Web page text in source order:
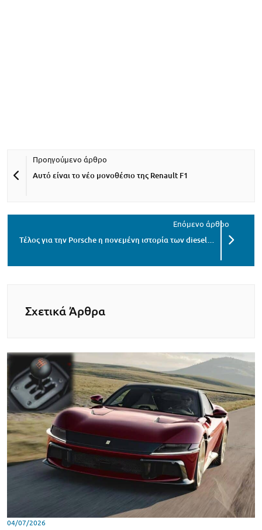
Αυτό είναι το νέο μονοθέσιο της Renault F1
Τέλος για την Porsche η πονεμένη ιστορία των diesel…
Σχετικά Άρθρα
04/07/2026